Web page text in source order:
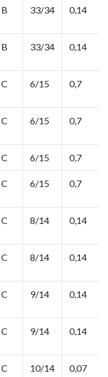
B 33/34 0,14
B 33/34 0,14
C 6/15 0,7
C 6/15 0,7
C 6/15 0,7
C 6/15 0,7
C 8/14 0,14
C 8/14 0,14
C 9/14 0,14
C 9/14 0,14
C 10/14 0,07